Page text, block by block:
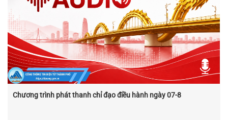
Chương trình phát thanh chỉ đạo điều hành ngày 07-8